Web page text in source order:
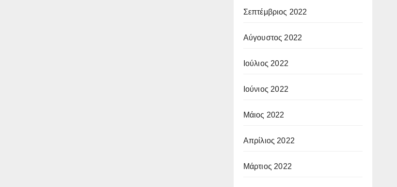
Σεπτέμβριος 2022
Αύγουστος 2022
Ιούλιος 2022
Ιούνιος 2022
Μάιος 2022
Απρίλιος 2022
Μάρτιος 2022